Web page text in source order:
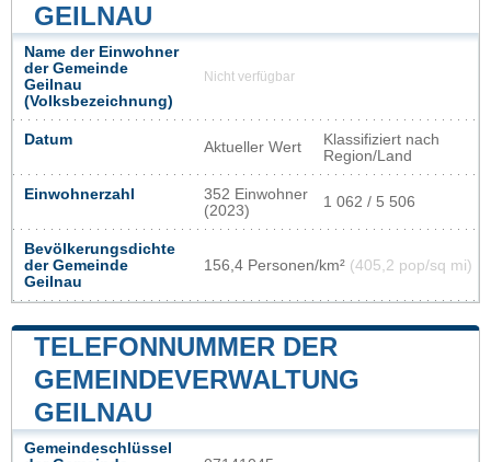
GEILNAU
Name der Einwohner
der Gemeinde
Geilnau
(Volksbezeichnung)
Nicht verfügbar
Datum Aktueller Wert
Klassifiziert nach
Region/Land
Einwohnerzahl
352 Einwohner
(2023)
1 062 / 5 506
Bevölkerungsdichte
der Gemeinde
Geilnau
156,4 Personen/km² (405,2 pop/sq mi)
TELEFONNUMMER DER
GEMEINDEVERWALTUNG
GEILNAU
Gemeindeschlüssel